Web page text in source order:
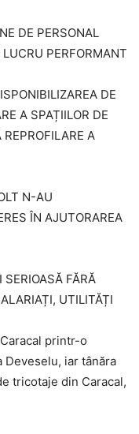
DE PERSONAL
PERFORMANT
DE
A SPAȚIILOR DE
A
N-AU
ÎN AJUTORAREA
SERIOASĂ FĂRĂ
UTILITĂȚI
printr-o
iar tânăra
tricotaje din Caracal,